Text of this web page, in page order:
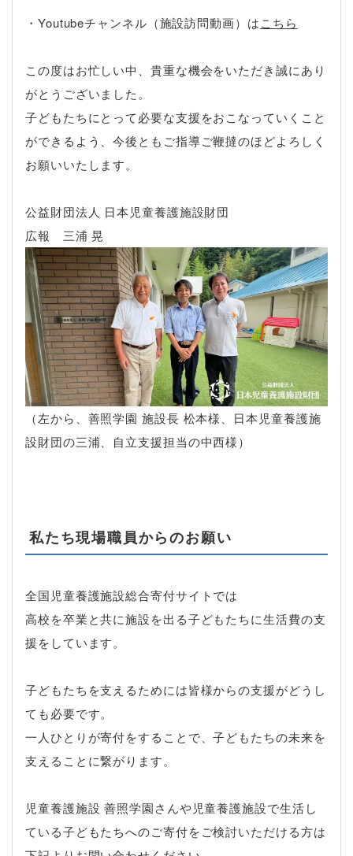
・Youtubeチャンネル（施設訪問動画）はこちら
この度はお忙しい中、貴重な機会をいただき誠にあり
がとうございました。
子どもたちにとって必要な支援をおこなっていくこと
ができるよう、今後ともご指導ご鞭撻のほどよろしく
お願いいたします。
公益財団法人 日本児童養護施設財団
広報 三浦 晃
（左から、善照学園 施設長 松本様、日本児童養護施
設財団の三浦、自立支援担当の中西様）
私たち現場職員からのお願い
全国児童養護施設総合寄付サイトでは
高校を卒業と共に施設を出る子どもたちに生活費の支
援をしています。
子どもたちを支えるためには皆様からの支援がどうし
ても必要です。
一人ひとりが寄付をすることで、子どもたちの未来を
支えることに繋がります。
児童養護施設 善照学園さんや児童養護施設で生活し
ている子どもたちへのご寄付をご検討いただける方は